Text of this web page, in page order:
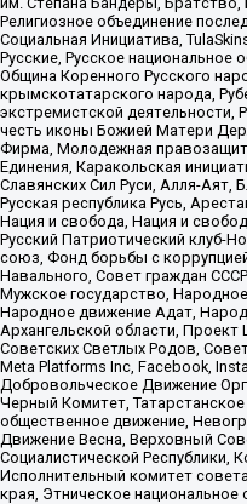
Религиозное объединение
Социальная Инициатива,
Русские, Русское
Община Коренного Русского
крымскотатарского народа,
экстремистской
честь иконы Божией Матери
Фирма, Молодежная
Единения, Каракольская
Славянских Сил Руси, Алля-Аят,
Русская республика Русь,
Нация и свобода, Нация и
Русский Патриотический клуб-
союз, Фонд борьбы с
Навального, Совет граждан
Мужское государство,
Народное движение Адат,
Архангельской области,
Советских Светлых Родов,
Meta Platforms Inc, Facebook,
Добровольческое Движение
Черный Комитет,
общественное движение,
Движение Весна, Верховный
Социалистической Республики,
Исполнительный комитет
края, Этническое